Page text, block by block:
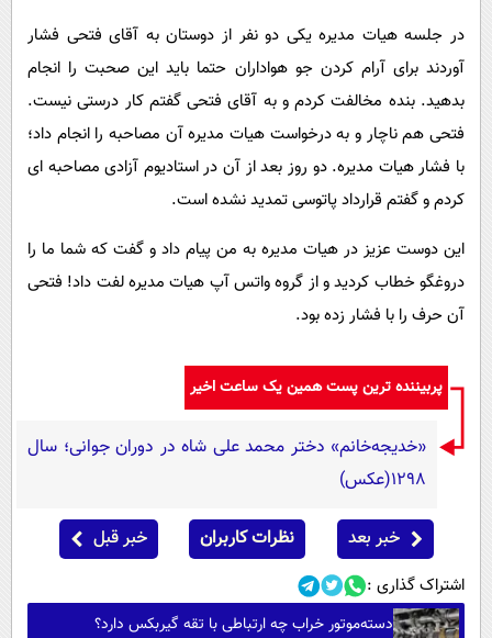
در جلسه هیات مدیره یکی دو نفر از دوستان به آقای فتحی فشار
آوردند برای آرام کردن جو هواداران حتما باید این صحبت را انجام
بدهید. بنده مخالفت کردم و به آقای فتحی گفتم کار درستی نیست.
فتحی هم ناچار و به درخواست هیات مدیره آن مصاحبه را انجام داد؛
با فشار هیات مدیره. دو روز بعد از آن در استادیوم آزادی مصاحبه ای
کردم و گفتم قرارداد پاتوسی تمدید نشده است.
این دوست عزیز در هیات مدیره به من پیام داد و گفت که شما ما را
دروغگو خطاب کردید و از گروه واتس آپ هیات مدیره لفت داد! فتحی
آن حرف را با فشار زده بود.
پربیننده ترین پست همین یک ساعت اخیر
«خدیجه‌خانم» دختر محمد علی شاه در دوران جوانی؛ سال
1298(عکس)
خبر بعد نظرات کاربران خبر قبل
اشتراک گذاری :
دسته‌موتور خراب چه ارتباطی با تقه گیربکس دارد؟